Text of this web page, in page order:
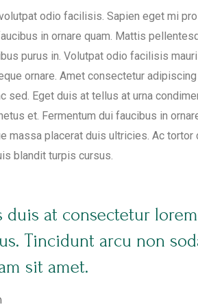
odio facilisis. Sapien eget mi
in ornare quam. Mattis
purus in. Volutpat odio facilisis
ornare. Amet consectetur
sed. Eget duis at tellus at urna
et. Fermentum dui faucibus in
massa placerat duis ultricies. Ac
blandit turpis cursus.
duis at consectetur
Tincidunt arcu non
sit amet.